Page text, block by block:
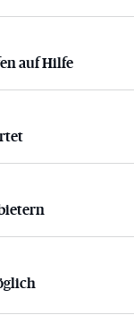
auf Hilfe
auf Hilfe